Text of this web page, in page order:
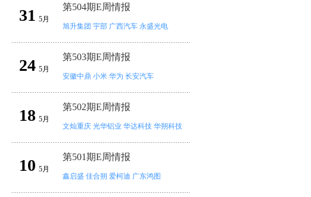
31 5月
第504期E周情报
旭升集团 宇部 广西汽车 永盛光电
24 5月
第503期E周情报
安徽中鼎 小米 华为 长安汽车
18 5月
第502期E周情报
文灿重庆 光华铝业 华达科技 华朔科技
10 5月
第501期E周情报
鑫启盛 佳合朔 爱柯迪 广东鸿图